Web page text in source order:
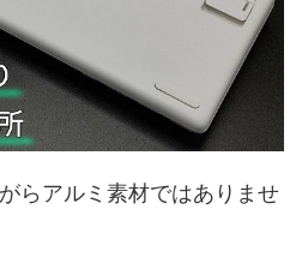
らアルミ素材ではありませ